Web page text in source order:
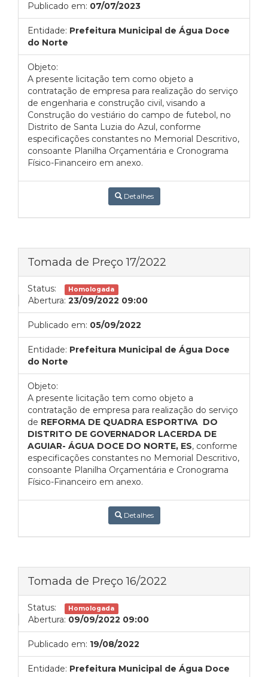
Publicado em: 07/07/2023
Entidade: Prefeitura Municipal de Água Doce
do Norte
Objeto:
A presente licitação tem como objeto a
contratação de empresa para realização do serviço
de engenharia e construção civil, visando a
Construção do vestiário do campo de futebol, no
Distrito de Santa Luzia do Azul, conforme
especificações constantes no Memorial Descritivo,
consoante Planilha Orçamentária e Cronograma
Físico-Financeiro em anexo.
Detalhes
Tomada de Preço 17/2022
Status: Homologada
Abertura: 23/09/2022 09:00
Publicado em: 05/09/2022
Entidade: Prefeitura Municipal de Água Doce
do Norte
Objeto:
A presente licitação tem como objeto a
contratação de empresa para realização do serviço
de REFORMA DE QUADRA ESPORTIVA DO
DISTRITO DE GOVERNADOR LACERDA DE
AGUIAR- ÁGUA DOCE DO NORTE, ES, conforme
especificações constantes no Memorial Descritivo,
consoante Planilha Orçamentária e Cronograma
Físico-Financeiro em anexo.
Detalhes
Tomada de Preço 16/2022
Status: Homologada
Abertura: 09/09/2022 09:00
Publicado em: 19/08/2022
Entidade: Prefeitura Municipal de Água Doce